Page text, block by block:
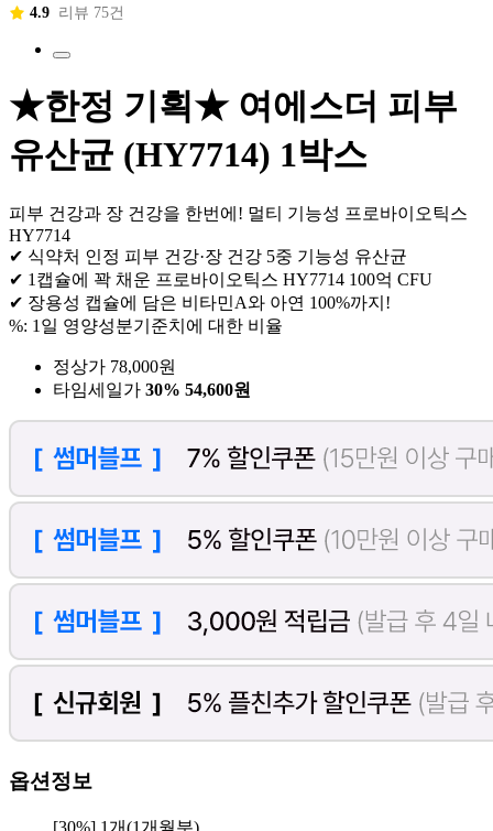
4.9 리뷰 75건
★한정 기획★ 여에스더 피부
유산균 (HY7714) 1박스
피부 건강과 장 건강을 한번에! 멀티 기능성 프로바이오틱스
HY7714
✔ 식약처 인정 피부 건강·장 건강 5중 기능성 유산균
✔ 1캡슐에 꽉 채운 프로바이오틱스 HY7714 100억 CFU
✔ 장용성 캡슐에 담은 비타민A와 아연 100%까지!
%: 1일 영양성분기준치에 대한 비율
정상가 78,000원
타임세일가 30% 54,600원
옵션정보
[30%] 1개(1개월분)